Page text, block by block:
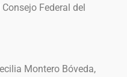
Federal del
Montero Bóveda,